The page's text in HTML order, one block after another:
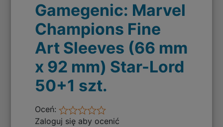
Gamegenic: Marvel
Champions Fine
Art Sleeves (66 mm
x 92 mm) Star-Lord
50+1 szt.
Oceń:
Zaloguj się aby ocenić